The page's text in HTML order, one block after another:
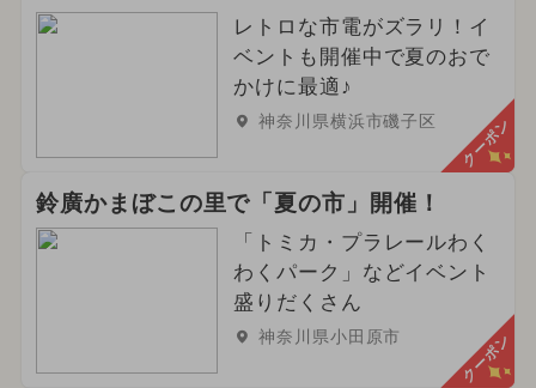
レトロな市電がズラリ！イ
ベントも開催中で夏のおで
かけに最適♪
神奈川県横浜市磯子区 クーポン
鈴廣かまぼこの里で「夏の市」開催！
「トミカ・プラレールわく
わくパーク」などイベント
盛りだくさん
神奈川県小田原市 クーポン